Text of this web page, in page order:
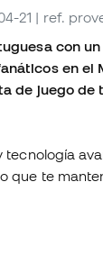
21 | ref.
con
en el
de juego
que te